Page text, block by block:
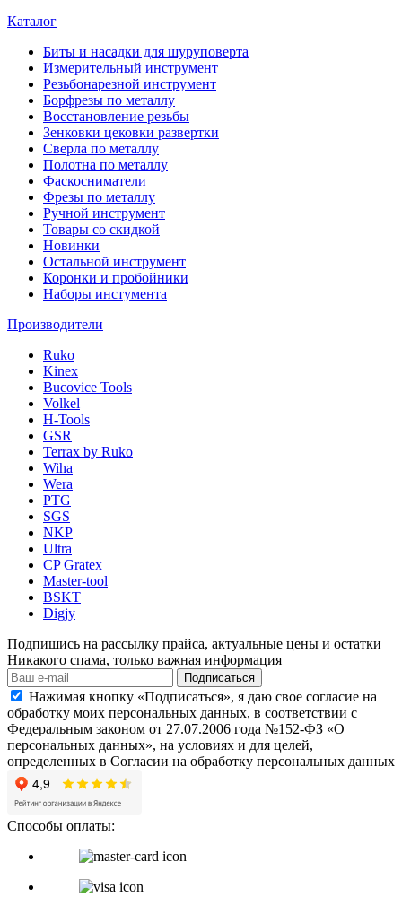
Каталог
Биты и насадки для шуруповерта
Измерительный инструмент
Резьбонарезной инструмент
Борфрезы по металлу
Восстановление резьбы
Зенковки цековки развертки
Сверла по металлу
Полотна по металлу
Фаскосниматели
Фрезы по металлу
Ручной инструмент
Товары со скидкой
Новинки
Остальной инструмент
Коронки и пробойники
Наборы инстумента
Производители
Ruko
Kinex
Bucovice Tools
Volkel
H-Tools
GSR
Terrax by Ruko
Wiha
Wera
PTG
SGS
NKP
Ultra
CP Gratex
Master-tool
BSKT
Digjy
Подпишись на рассылку прайса, актуальные цены и остатки
Никакого спама, только важная информация
Подписаться
Нажимая кнопку «Подписаться», я даю свое согласие на
обработку моих персональных данных, в соответствии с
Федеральным законом от 27.07.2006 года №152-ФЗ «О
персональных данных», на условиях и для целей,
определенных в Согласии на обработку персональных данных
Способы оплаты: